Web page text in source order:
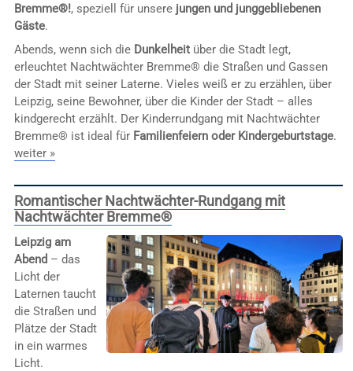
Bremme®!, speziell für unsere jungen und junggebliebenen
Gäste.
Abends, wenn sich die Dunkelheitüber die Stadt legt,
erleuchtet Nachtwächter Bremme® die Straßen und Gassen
der Stadt mit seiner Laterne. Vieles weiß er zu erzählen, über
Leipzig, seine Bewohner, über die Kinder der Stadt – alles
kindgerecht erzählt. Der Kinderrundgang mit Nachtwächter
Bremme® ist ideal für Familienfeiern oder Kindergeburtstage.
weiter »
Romantischer Nachtwächter-Rundgang mit
Nachtwächter Bremme®
Leipzig am
Abend – das
Licht der
Laternen taucht
die Straßen und
Plätze der Stadt
in ein warmes
Licht.